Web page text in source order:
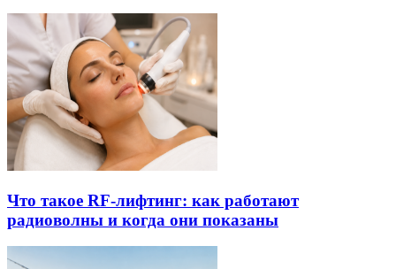
Что такое RF-лифтинг: как работают
радиоволны и когда они показаны